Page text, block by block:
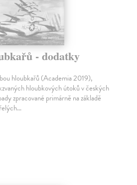
- dodatky
hloubkařů (Academia 2019),
hloubkových útoků v českých
zpracované primárně na základě